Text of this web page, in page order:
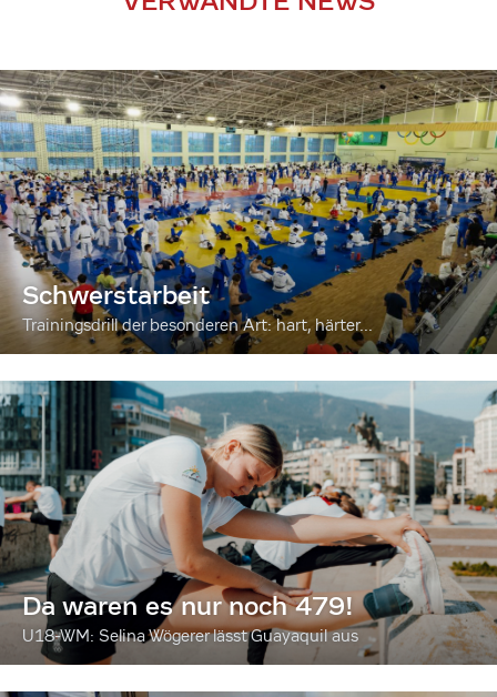
Schwerstarbeit
Trainingsdrill der besonderen Art: hart, härter...
Da waren es nur noch 479!
U18-WM: Selina Wögerer lässt Guayaquil aus